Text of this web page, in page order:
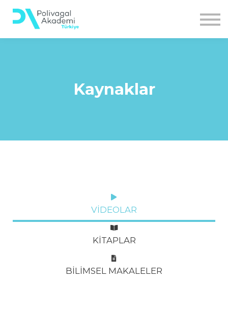
ETKİNLİKLER
Kaynaklar
VİDEOLAR
KİTAPLAR
BİLİMSEL MAKALELER